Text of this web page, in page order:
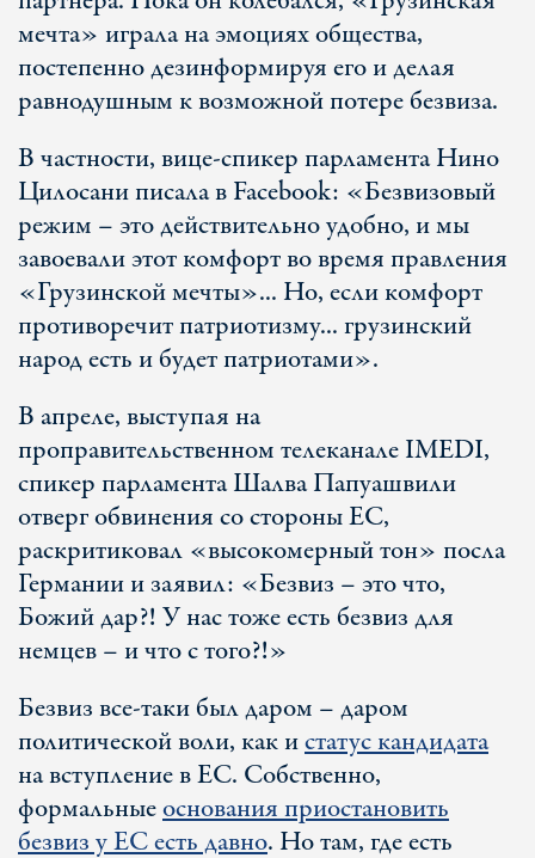
мечта» играла на эмоциях общества,
постепенно дезинформируя его и делая
равнодушным к возможной потере безвиза.
В частности, вице-спикер парламента Нино
Цилосани писала в Facebook: «Безвизовый
режим – это действительно удобно, и мы
завоевали этот комфорт во время правления
«Грузинской мечты»... Но, если комфорт
противоречит патриотизму... грузинский
народ есть и будет патриотами».
В апреле, выступая на
проправительственном телеканале IMEDI,
спикер парламента Шалва Папуашвили
отверг обвинения со стороны ЕС,
раскритиковал «высокомерный тон» посла
Германии и заявил: «Безвиз – это что,
Божий дар?! У нас тоже есть безвиз для
немцев – и что с того?!»
Безвиз все-таки был даром – даром
политической воли, как истатус кандидата
на вступление в ЕС. Собственно,
формальныеоснования приостановить
безвиз у ЕС есть давно. Но там, где есть